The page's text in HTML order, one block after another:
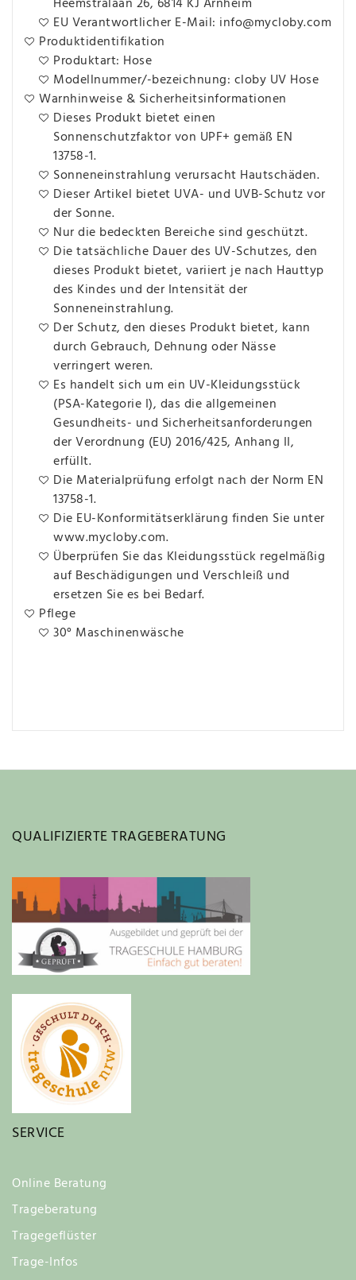
Heemstralaan 26, 6814 KJ Arnheim
EU Verantwortlicher E-Mail: info@mycloby.com
Produktidentifikation
Produktart: Hose
Modellnummer/-bezeichnung: cloby UV Hose
Warnhinweise & Sicherheitsinformationen
Dieses Produkt bietet einen
Sonnenschutzfaktor von UPF+ gemäß EN
13758-1.
Sonneneinstrahlung verursacht Hautschäden.
Dieser Artikel bietet UVA- und UVB-Schutz vor
der Sonne.
Nur die bedeckten Bereiche sind geschützt.
Die tatsächliche Dauer des UV-Schutzes, den
dieses Produkt bietet, variiert je nach Hauttyp
des Kindes und der Intensität der
Sonneneinstrahlung.
Der Schutz, den dieses Produkt bietet, kann
durch Gebrauch, Dehnung oder Nässe
verringert weren.
Es handelt sich um ein UV-Kleidungsstück
(PSA-Kategorie I), das die allgemeinen
Gesundheits- und Sicherheitsanforderungen
der Verordnung (EU) 2016/425, Anhang II,
erfüllt.
Die Materialprüfung erfolgt nach der Norm EN
13758-1.
Die EU-Konformitätserklärung finden Sie unter
www.mycloby.com.
Überprüfen Sie das Kleidungsstück regelmäßig
auf Beschädigungen und Verschleiß und
ersetzen Sie es bei Bedarf.
Pflege
30° Maschinenwäsche
QUALIFIZIERTE TRAGEBERATUNG
SERVICE
Online Beratung
Trageberatung
Tragegeflüster
Trage-Infos